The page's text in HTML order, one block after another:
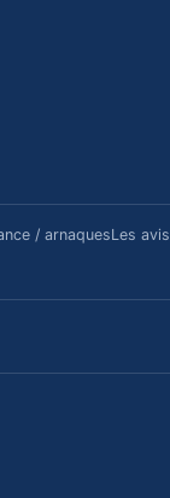
/ arnaquesLes avis